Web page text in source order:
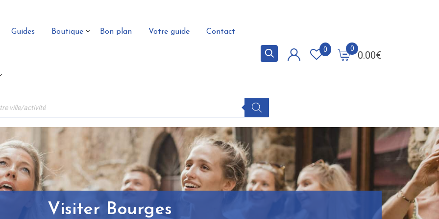
Guides Boutique Bon plan Votre guide Contact
0.00€
0
0
Visiter Bourges